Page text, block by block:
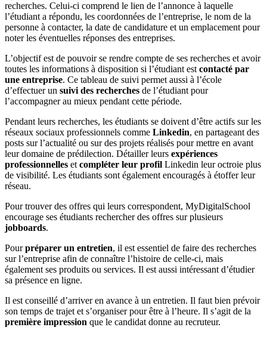
recherches. Celui-ci comprend le lien de l’annonce à laquelle
l’étudiant a répondu, les coordonnées de l’entreprise, le nom de la
personne à contacter, la date de candidature et un emplacement pour
noter les éventuelles réponses des entreprises.
L’objectif est de pouvoir se rendre compte de ses recherches et avoir
toutes les informations à disposition si l’étudiant est contacté par
une entreprise. Ce tableau de suivi permet aussi à l’école
d’effectuer un suivi des recherches de l’étudiant pour
l’accompagner au mieux pendant cette période.
Pendant leurs recherches, les étudiants se doivent d’être actifs sur les
réseaux sociaux professionnels comme Linkedin, en partageant des
posts sur l’actualité ou sur des projets réalisés pour mettre en avant
leur domaine de prédilection. Détailler leurs expériences
professionnelles et compléter leur profil Linkedin leur octroie plus
de visibilité. Les étudiants sont également encouragés à étoffer leur
réseau.
Pour trouver des offres qui leurs correspondent, MyDigitalSchool
encourage ses étudiants rechercher des offres sur plusieurs
jobboards.
Pourpréparer un entretien, il est essentiel de faire des recherches
sur l’entreprise afin de connaître l’histoire de celle-ci, mais
également ses produits ou services. Il est aussi intéressant d’étudier
sa présence en ligne.
Il est conseillé d’arriver en avance à un entretien. Il faut bien prévoir
son temps de trajet et s’organiser pour être à l’heure. Il s’agit de la
première impression que le candidat donne au recruteur.